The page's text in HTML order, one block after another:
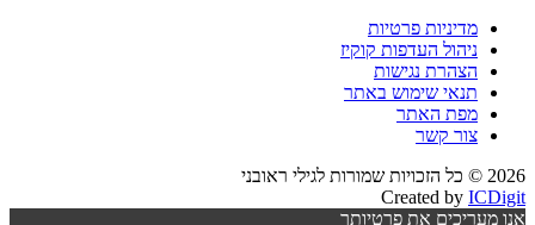
מדיניות פרטיות
ניהול העדפות קוקיז
הצהרת נגישות
תנאי שימוש באתר
מפת האתר
צור קשר
2026 © כל הזכויות שמורות לגילי ראובני
Created by ICDigit
אנו מעריכים את פרטיותך